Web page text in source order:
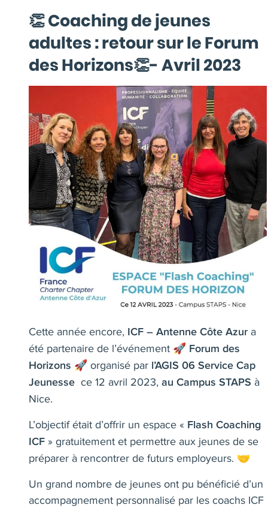
👏 Coaching de jeunes
adultes : retour sur le Forum
des Horizons👏- Avril 2023
Cette année encore, ICF – Antenne Côte Azur a
été partenaire de l’événement 🚀 Forum des
Horizons 🚀 organisé par l’AGIS 06 Service Cap
Jeunesse ce 12 avril 2023, au Campus STAPS à
Nice.
L’objectif était d’offrir un espace « Flash Coaching
ICF » gratuitement et permettre aux jeunes de se
préparer à rencontrer de futurs employeurs. 🤝
Un grand nombre de jeunes ont pu bénéficié d’un
accompagnement personnalisé par les coachs ICF